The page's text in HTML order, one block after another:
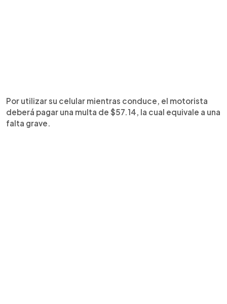
Por utilizar su celular mientras conduce, el motorista
deberá pagar una multa de $57.14, la cual equivale a una
falta grave.